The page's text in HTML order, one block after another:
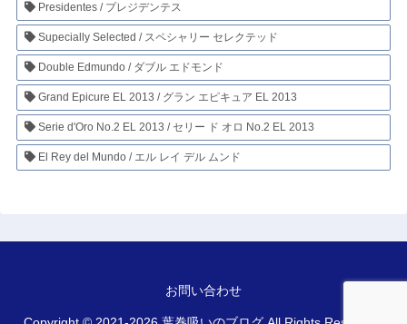
Presidentes / プレジデンテス
Supecially Selected / スペシャリー セレクテッド
Double Edmundo / ダブル エドモンド
Grand Epicure EL 2013 / グラン エピキュア EL 2013
Serie d'Oro No.2 EL 2013 / セリー ド オロ No.2 EL 2013
El Rey del Mundo / エル レイ デル ムンド
お問い合わせ